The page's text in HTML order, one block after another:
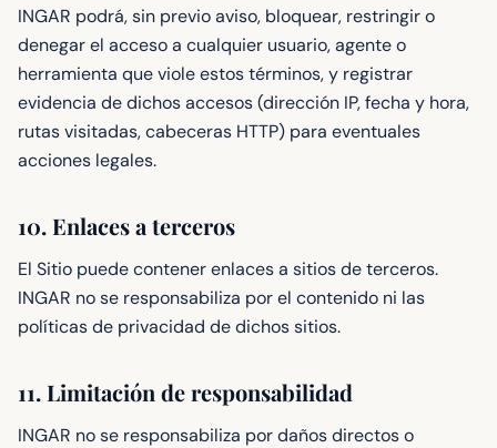
INGAR podrá, sin previo aviso, bloquear, restringir o
denegar el acceso a cualquier usuario, agente o
herramienta que viole estos términos, y registrar
evidencia de dichos accesos (dirección IP, fecha y hora,
rutas visitadas, cabeceras HTTP) para eventuales
acciones legales.
10. Enlaces a terceros
El Sitio puede contener enlaces a sitios de terceros.
INGAR no se responsabiliza por el contenido ni las
políticas de privacidad de dichos sitios.
11. Limitación de responsabilidad
INGAR no se responsabiliza por daños directos o